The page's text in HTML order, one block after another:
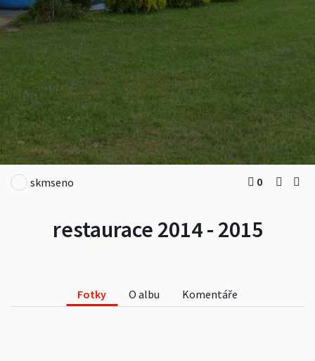
restaurace 2014 - 2015
skmseno 0
Fotky O albu Komentáře